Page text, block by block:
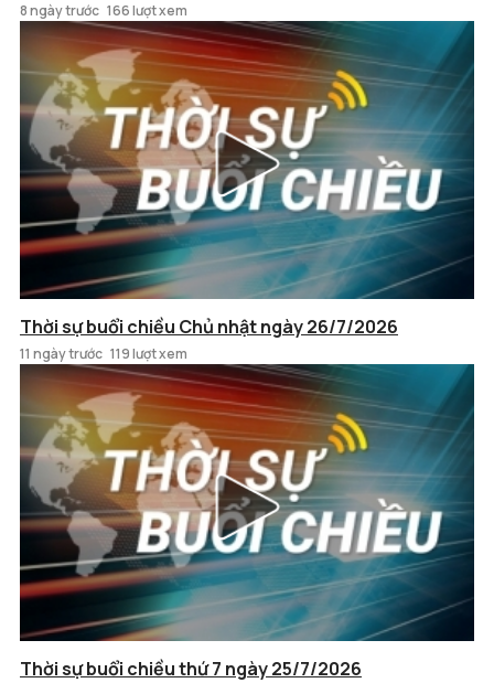
8 ngày trước 166 lượt xem
Thời sự buổi chiều Chủ nhật ngày 26/7/2026
11 ngày trước 119 lượt xem
Thời sự buổi chiều thứ 7 ngày 25/7/2026